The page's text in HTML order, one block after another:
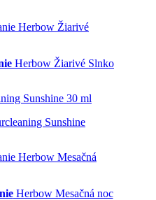
Herbow Žiarivé Slnko
Sunshine
Herbow Mesačná noc